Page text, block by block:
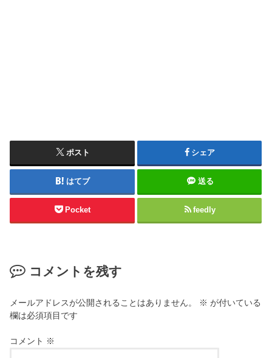
ポスト シェア
はてブ 送る
Pocket feedly
コメントを残す
メールアドレスが公開されることはありません。 ※ が付いている
欄は必須項目です
コメント ※